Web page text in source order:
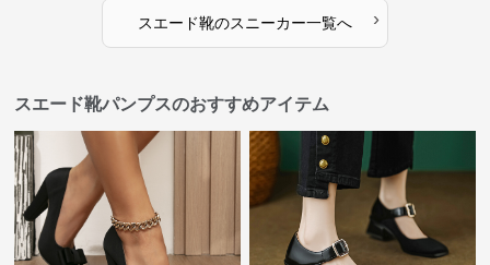
スエード靴のスニーカー一覧へ ›
スエード靴パンプスのおすすめアイテム